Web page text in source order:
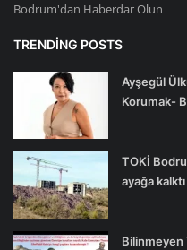
Bodrum'dan Haberdar Olun
TRENDING POSTS
Ayşegül
Korumak-
TOKİ
ayağa kalktı
Bilinmeyen